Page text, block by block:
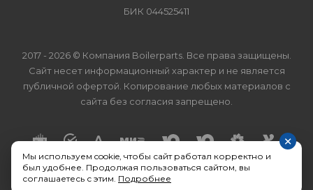
×
Мы используем cookie, чтобы сайт работал корректно и
был удобнее. Продолжая пользоваться сайтом, вы
соглашаетесь с этим. Подробнее
БИК 044525411
2017 - 2026 © Компания Boilerparts. Все права защищены.
Сайт несет информационный характер и не является
публичной офертой. Копирование любых материалов с
сайта без согласия запрещено.